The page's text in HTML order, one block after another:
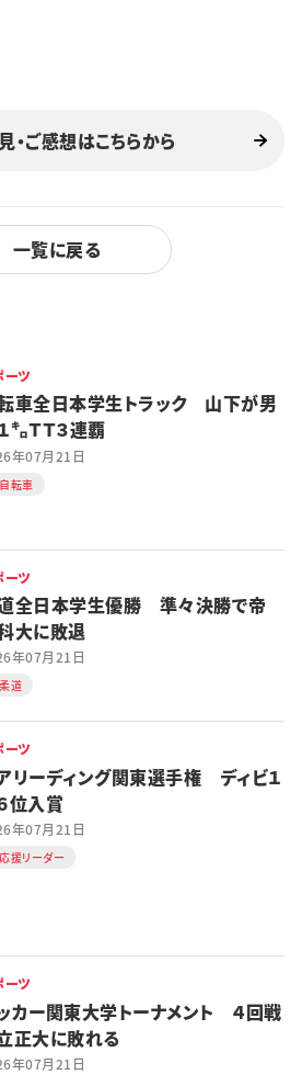
日大文芸賞
・ご感想はこちらから
一覧に戻る
ーツ
車全日本学生トラック 山下が男
㌔ＴＴ３連覇
年07月21日
自転車
ーツ
全日本学生優勝 準々決勝で帝
大に敗退
年07月21日
柔道
ーツ
リーディング関東選手権 ディビ１
位入賞
年07月21日
応援リーダー
ーツ
カー関東大学トーナメント ４回戦
正大に敗れる
年07月21日